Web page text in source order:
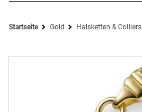
Startseite Gold Halsketten & Colliers